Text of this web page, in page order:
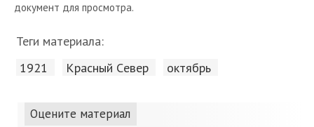
документ для просмотра.
Теги материала:
1921 Красный Cевер октябрь
Оцените материал